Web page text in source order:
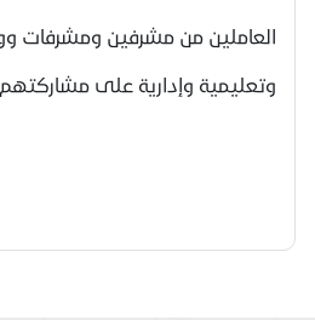
العاملين من مشرفين ومشرفات
وتعليمية وإدارية على